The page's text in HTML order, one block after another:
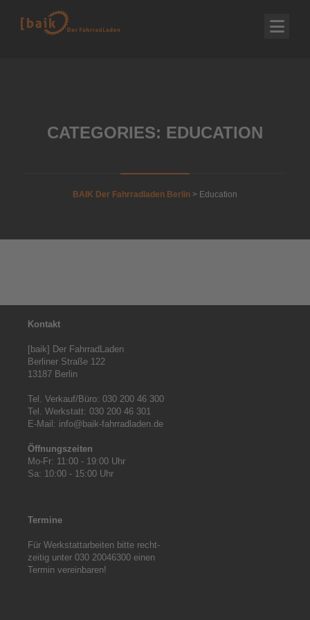
CATEGORIES: EDUCATION
BAIK Der Fahrradladen Berlin > Education
Kontakt
[baik] Der FahrradLaden
Berliner Straße 122
13187 Berlin
Tel. Verkauf/Büro: 030 200 46 300
Tel. Werkstatt: 030 200 46 301
E-Mail: info@baik-fahrradladen.de
Öffnungszeiten
Mo-Fr: 11:00 - 19:00 Uhr
Sa: 10:00 - 15:00 Uhr
Termine
Für Werkstattarbeiten bitte recht-
zeitig unter 030 20046300 einen
Termin vereinbaren!